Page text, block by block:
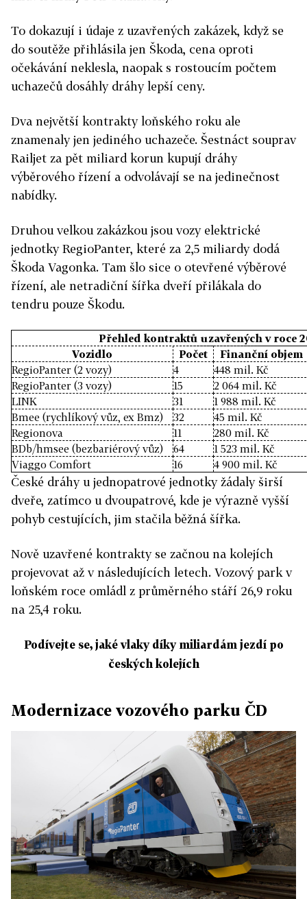
To dokazují i údaje z uzavřených zakázek, když se
do soutěže přihlásila jen Škoda, cena oproti
očekávání neklesla, naopak s rostoucím počtem
uchazečů dosáhly dráhy lepší ceny.
Dva největší kontrakty loňského roku ale
znamenaly jen jediného uchazeče. Šestnáct souprav
Railjet za pět miliard korun kupují dráhy
výběrového řízení a odvolávají se na jedinečnost
nabídky.
Druhou velkou zakázkou jsou vozy elektrické
jednotky RegioPanter, které za 2,5 miliardy dodá
Škoda Vagonka. Tam šlo sice o otevřené výběrové
řízení, ale netradiční šířka dveří přilákala do
tendru pouze Škodu.
Přehled kontraktů uzavřených v roce
Vozidlo
Počet
Finanční objem
RegioPanter (2 vozy)
4
448 mil. Kč
RegioPanter (3 vozy)
15
2 064 mil. Kč
LINK
31
1 988 mil. Kč
Bmee (rychlíkový vůz, ex Bmz)
32
45 mil. Kč
Regionova
11
280 mil. Kč
BDb/hmsee (bezbariérový vůz)
64
1 523 mil. Kč
Viaggo Comfort
16 4 900 mil. Kč
České dráhy u jednopatrové jednotky žádaly širší
dveře, zatímco u dvoupatrové, kde je výrazně vyšší
pohyb cestujících, jim stačila běžná šířka.
Nově uzavřené kontrakty se začnou na kolejích
projevovat až v následujících letech. Vozový park v
loňském roce omládl z průměrného stáří 26,9 roku
na 25,4 roku.
Podívejte se, jaké vlaky díky miliardám jezdí po
českých kolejích
Modernizace vozového parku ČD